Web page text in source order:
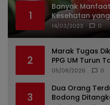
1
Banyak
Kesehatan
14/03/2023 0
2
Marak Tugas
PPG UM Turun
di Lumajang
05/08/2026 0
3
Dua Orang
Bodong